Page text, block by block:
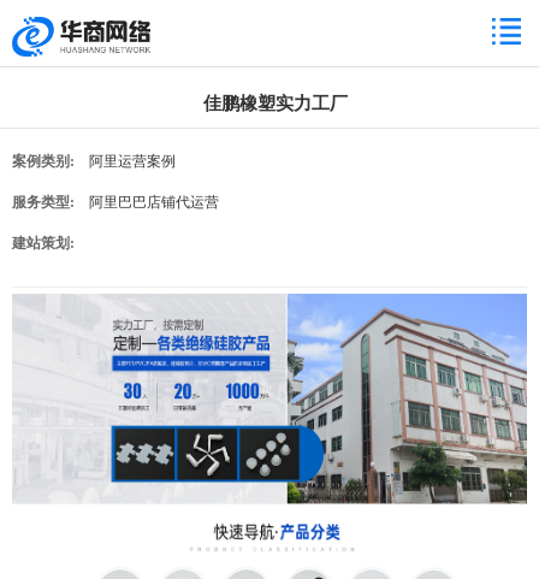
佳鹏橡塑实力工厂
案例类别: 阿里运营案例
服务类型: 阿里巴巴店铺代运营
建站策划: